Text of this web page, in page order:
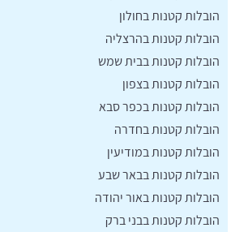
הובלות קטנות בחולון
הובלות קטנות בהרצליה
הובלות קטנות בבית שמש
הובלות קטנות בצפון
הובלות קטנות בכפר סבא
הובלות קטנות בחדרה
הובלות קטנות במודיעין
הובלות קטנות בבאר שבע
הובלות קטנות באור יהודה
הובלות קטנות בבני ברק